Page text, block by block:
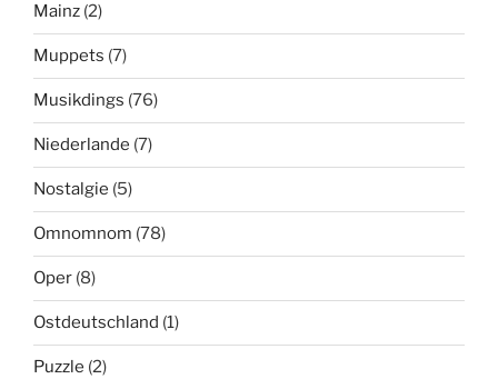
Mainz (2)
Muppets (7)
Musikdings (76)
Niederlande (7)
Nostalgie (5)
Omnomnom (78)
Oper (8)
Ostdeutschland (1)
Puzzle (2)